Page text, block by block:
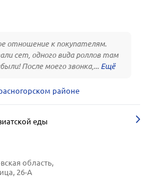
отношение к покупателям.
сет, одного вида роллов там
После моего звонка,...
районе
еды
область,
26-А